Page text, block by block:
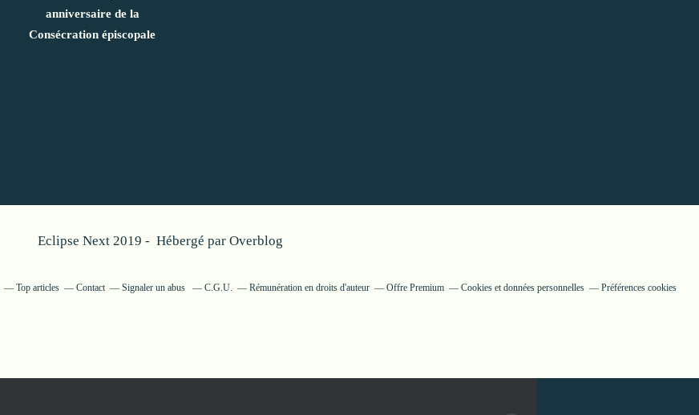
anniversaire de la
Consécration épiscopale
Eclipse Next 2019 - Hébergé par Overblog
Top articles Contact Signaler un abus C.G.U. Rémunération en droits d'auteur Offre Premium Cookies et données personnelles Préférences cookies